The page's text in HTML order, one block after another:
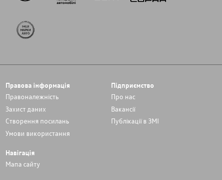
Правова інформація
Правоналежність
Захист даних
Cтворення посилань
Умови використання
Підприємство
Про нас
Вакансії
Публікації в ЗМІ
Навігація
Мапа сайту